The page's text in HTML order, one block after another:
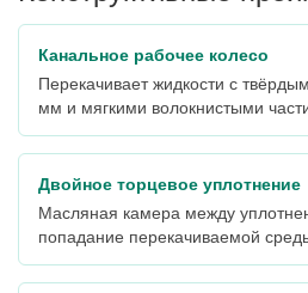
Канальное рабочее колесо
Перекачивает жидкости с
мм и мягкими волокнистыми
Двойное торцевое уплотнение
Масляная камера между
попадание перекачиваемой